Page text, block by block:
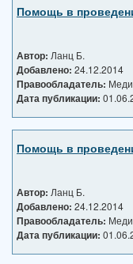
Помощь в
Автор: Ланц Б.
Добавлено: 24.12.2014
Правообладатель:
Дата публикации:
Помощь в
Автор: Ланц Б.
Добавлено: 24.12.2014
Правообладатель:
Дата публикации: